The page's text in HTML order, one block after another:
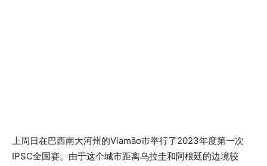
上周日在巴西南大河州的Viamão市举行了2023年度第一次
IPSC全国赛。由于这个城市距离乌拉圭和阿根廷的边境较